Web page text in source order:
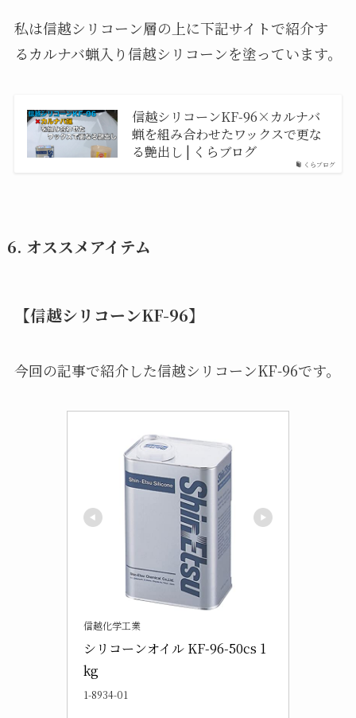
私は信越シリコーン層の上に下記サイトで紹介す
るカルナバ蝋入り信越シリコーンを塗っています。
くらブログ
信越シリコーンKF-96×カルナバ
蝋を組み合わせたワックスで更な
る艶出し | くらブログ
6. オススメアイテム
【信越シリコーンKF-96】
今回の記事で紹介した信越シリコーンKF-96です。
信越化学工業
シリコーンオイル KF-96-50cs 1
kg
1-8934-01